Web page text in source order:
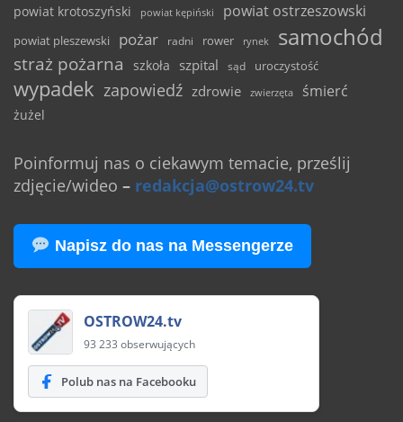
powiat krotoszyński powiat kępiński powiat ostrzeszowski
powiat pleszewski pożar radni rower rynek samochód
straż pożarna szkoła szpital sąd uroczystość
wypadek zapowiedź zdrowie zwierzęta śmierć
żużel
Poinformuj nas o ciekawym temacie, prześlij
zdjęcie/wideo – redakcja@ostrow24.tv
Napisz do nas na Messengerze
OSTROW24.tv
93 233 obserwujących
Polub nas na Facebooku